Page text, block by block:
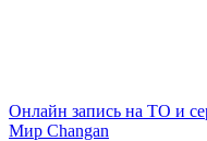
Онлайн запись на ТО и
Мир Changan